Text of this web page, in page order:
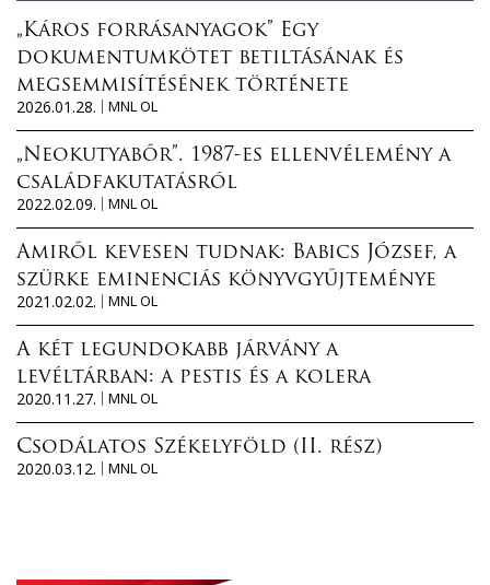
„Káros forrásanyagok” Egy
dokumentumkötet betiltásának és
megsemmisítésének története
2026.01.28.
MNL OL
„Neokutyabőr”. 1987-es ellenvélemény a
családfakutatásról
2022.02.09.
MNL OL
Amiről kevesen tudnak: Babics József, a
szürke eminenciás könyvgyűjteménye
2021.02.02.
MNL OL
A két legundokabb járvány a
levéltárban: a pestis és a kolera
2020.11.27.
MNL OL
Csodálatos Székelyföld (II. rész)
2020.03.12.
MNL OL